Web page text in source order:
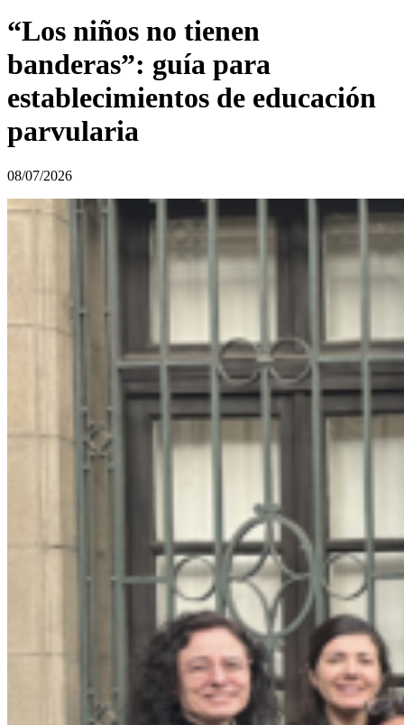
“Los niños no tienen
banderas”: guía para
establecimientos de educación
parvularia
08/07/2026